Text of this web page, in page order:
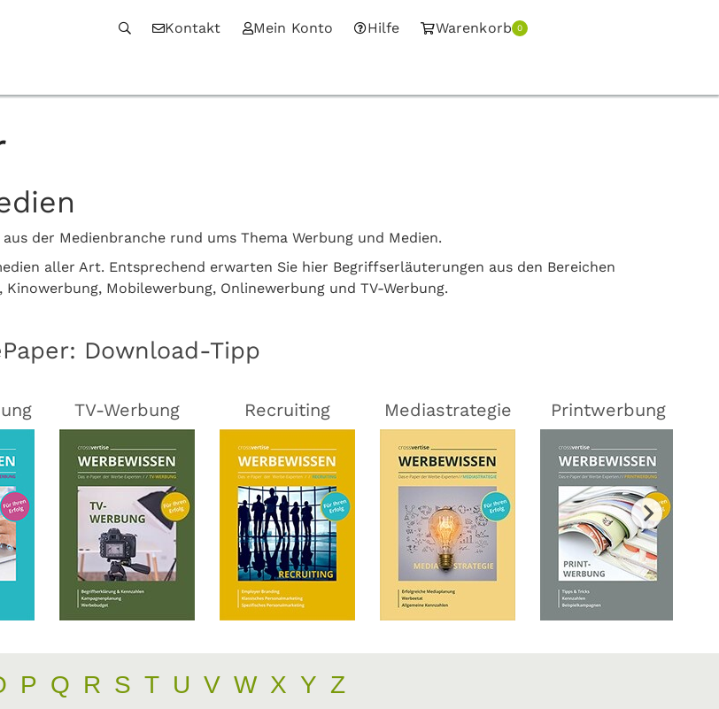
Kontakt Mein Konto Hilfe Warenkorb 0
der Medienbranche rund ums Thema Werbung und Medien.
aller Art. Entsprechend erwarten Sie hier Begriffserläuterungen aus den Bereichen
Mobilewerbung, Onlinewerbung und TV-Werbung.
Download-Tipp
TV-Werbung Recruiting Mediastrategie Printwerbung
P Q R S T U V W X Y Z